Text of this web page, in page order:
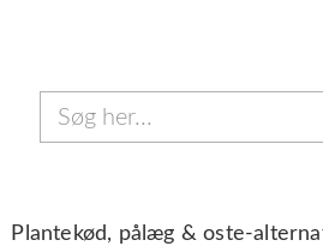
Plantekød, pålæg & oste-